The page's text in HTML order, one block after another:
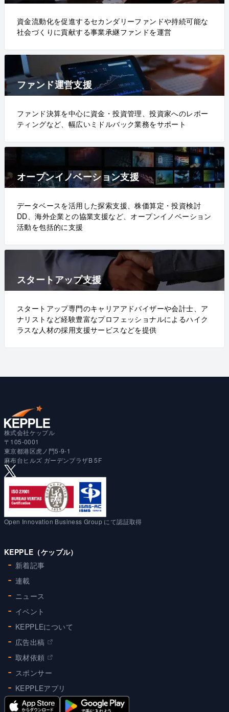
資金流動化を促進するセカンダリーファンドや持続可能な
社会づくりに貢献する事業承継ファンドを運営
ファンド運営支援
ファンド決算を中心に資金・投資管理、投資家へのレポー
ティングなど、幅広いミドルバック業務をサポート
オープンイノベーション支援
データベースを活用した探索支援、株価算定・投資検討
DD、海外企業との協業支援など、オープンイノベーション
活動を包括的に支援
スタートアップ支援
スタートアップ専門のキャリアアドバイザーや会計士、ア
ナリストなど経験豊富なプロフェッショナルによるハイク
ラスな人材の採用支援サービスなどを提供
株式会社ケップル
〒105-0001
東京都港区虎ノ門5-9-1
麻布台ヒルズ ガーデンプラザB 5F
Open Innovation Business Group にて認証取得
KEPPLE（ケップル）
新着記事
連載
ニュース
イベント
KEPPLEについて
広告出稿
取材依頼
スポンサー
KEPPLEアプリ